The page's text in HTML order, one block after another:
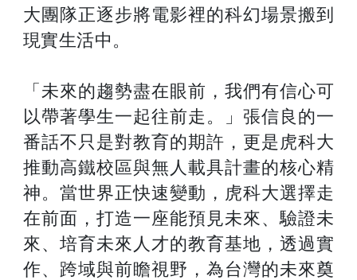
大團隊正逐步將電影裡的科幻場景搬到
現實生活中。
「未來的趨勢盡在眼前，我們有信心可
以帶著學生一起往前走。」張信良的一
番話不只是對教育的期許，更是虎科大
推動高鐵校區與無人載具計畫的核心精
神。當世界正快速變動，虎科大選擇走
在前面，打造一座能預見未來、驗證未
來、培育未來人才的教育基地，透過實
作、跨域與前瞻視野，為台灣的未來奠